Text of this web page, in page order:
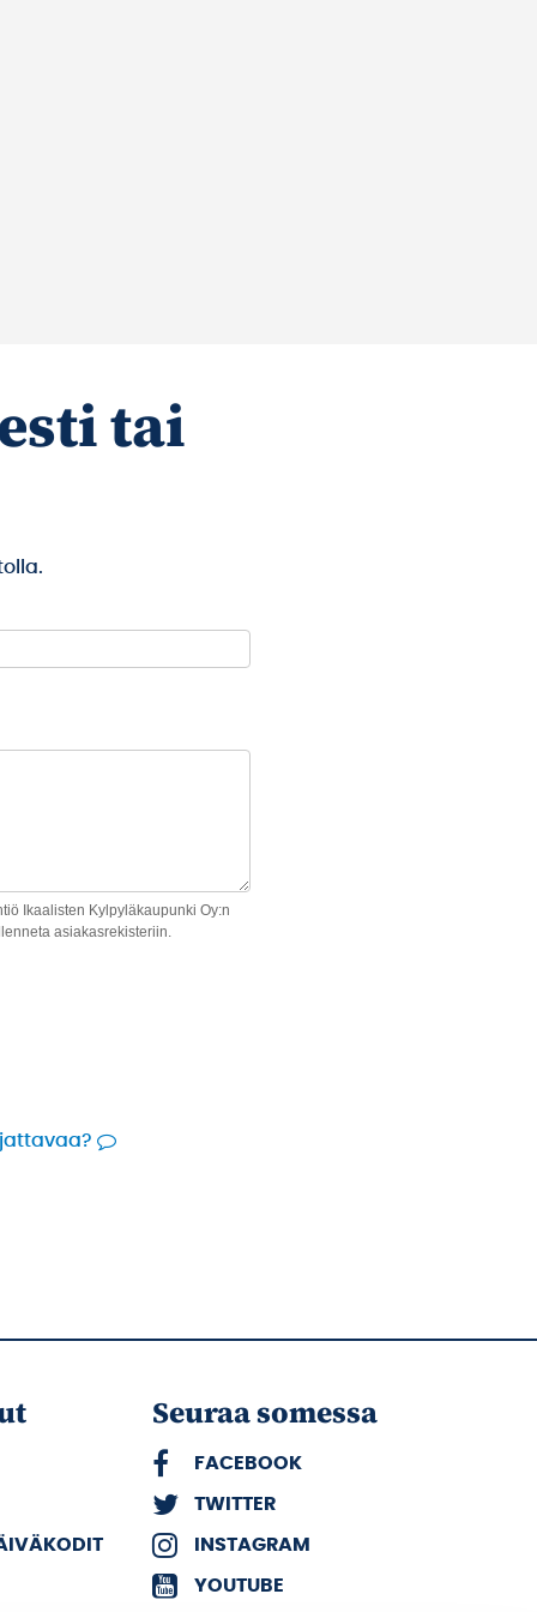
tai
Ikaalisten Kylpyläkaupunki Oy:n
asiakasrekisteriin.
Seuraa somessa
FACEBOOK
TWITTER
INSTAGRAM
YOUTUBE